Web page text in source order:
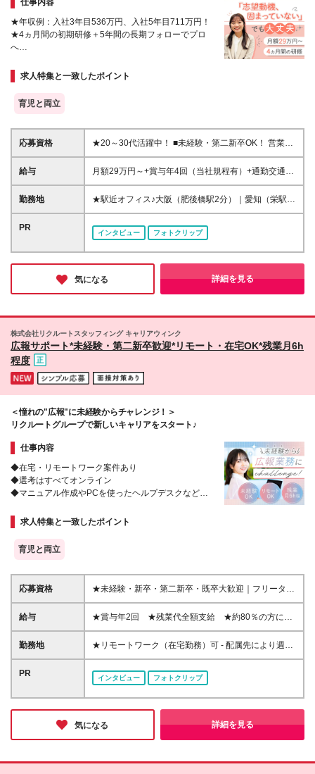
仕事内容
★年収例：入社3年目536万円、入社5年目711万円！
★4ヵ月間の初期研修＋5年間の長期フォローでプロ
へ
★賞与年4回！（当社規程有）頑張りは正当に収入へ
反映
求人特集と一致したポイント
育児と両立
応募資格
★20～30代活躍中！ ■未経験・第二新卒OK！ 営業
職・保険・金融業界の経験がない方も大歓迎です！ ■
大学・大学院または短期大学を卒業した方で2026年
方 ★ひとつでも当てはまる方は大歓迎★ □長期的に正
職員で働ける会社を探している □未経験から専門知識
制度が整っている会社で成長したい □仕事とプライベ
給与
月額29万円～+賞与年4回（当社規程有）+通勤交通費
補助（当社所定の条件有） ※業務遂行に伴う交通費な
どの活動経費は原則会社が支給(当社規程有) ※入社後
算は時間外勤務手当として支給 時間外労働の有無に
る場合は、別途時間外勤務手当を支給 ＼*･ MYリレー
ションシップアソシエイトの給与体系について･*／ 完
全歩合制ではなく、安定的な支給部分があるので、
で、収入面で不安を抱えずに安定して稼げる環境です
♪ ＼*･ FPの資格取得で手当を支給 ･*／ ・FP2級：
資格をはじめて取得した者が対象 ・FP1級：100,000
円支給※当社登録後に当該資格をはじめて取得した者
す *各種制度の適用については法令および当社規程に
定める条件有 *各種制度については2026年6月現在の
勤務地
★駅近オフィス♪大阪（肥後橋駅2分）｜愛知（栄駅1
分・豊田市駅5分） ※ご希望の勤務地を確約します ※
面接は希望勤務地もしくはその周辺で行ないます
※(変更の範囲)上記を除く当社関連勤務地
PR
インタビュー フォトクリップ
気になる 詳細を見る
株式会社リクルートスタッフィング キャリアウィンク
広報サポート*未経験・第二新卒歓迎*リモート・在宅OK*残業月6h
程度
＜憧れの"広報"に未経験からチャレンジ！＞
リクルートグループで新しいキャリアをスタート♪
仕事内容
◆在宅・リモートワーク案件あり
◆選考はすべてオンライン
◆マニュアル作成やPCを使ったヘルプデスクなど
◆残業ほぼナシ
◆履歴書・職務経歴書不要
求人特集と一致したポイント
育児と両立
応募資格
★未経験・新卒・第二新卒・既卒大歓迎｜フリーター
の方もOK★ ☆学歴不問 「転職がはじめて」 「無理な
く仕事を続けたい」 「オフィスワークデビューした
すので、PC操作がニガテでも大丈夫です♪ ☆こんな方
に向いています☆ ＊サポート側で誰かの役に立ちた
心して働きたい ＊しっかり評価されながら働きたい
給与
★賞与年2回 ★残業代全額支給 ★約80％の方にパ
フォーマンス給(*)支給！ 【東京都】月給201,100円～
328,300円（別途賞与年2回） 【神奈川県】月給
【埼玉県】月給193,000円～314,800円（別途賞与年2
（別途賞与年2回） 【京都府】月給184,100円～
297,300円（別途賞与年2回） 【愛知県】月給
187,400円～306,300円（別途賞与年2回） 【宮城
勤務地
★リモートワーク（在宅勤務）可 - 配属先により週1
～5日のリモートワークOK ★募集エリア｜北海道、
宮城、千葉、埼玉、東京、神奈川、愛知、京都、大
阪、兵庫、福岡で採用中 ★駅近くのオフィスで勤務
可能！お仕事帰りにグルメやショッピングも楽しめま
す 【勤務可能性のあるエリア】 東京都 ｜23区内が
メイン（恵比寿、渋谷、新宿、港区、品川、東京 な
PR
インタビュー フォトクリップ
気になる 詳細を見る